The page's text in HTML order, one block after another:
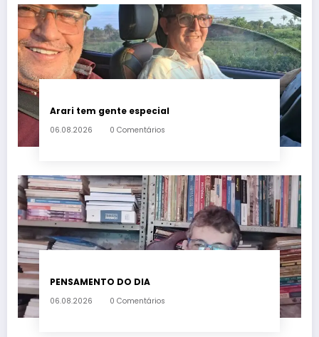
Arari tem gente especial
06.08.2026 0 Comentários
PENSAMENTO DO DIA
06.08.2026 0 Comentários